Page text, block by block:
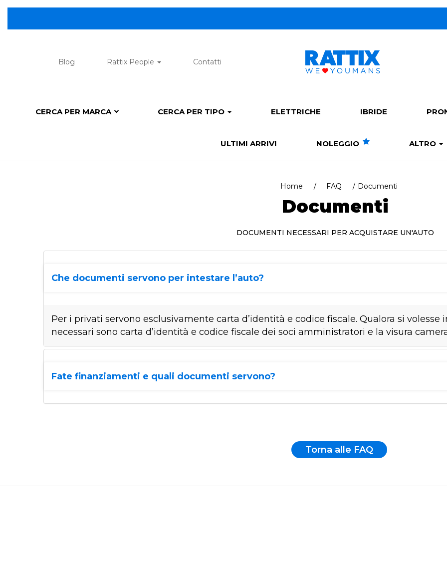
Blog Rattix People Contatti
CERCA PER MARCA CERCA PER TIPO ELETTRICHE IBRIDE
ULTIMI ARRIVI NOLEGGIO ALTRO
Home FAQ Documenti
Documenti
DOCUMENTI NECESSARI PER ACQUISTARE UN'AUTO
Che documenti servono per intestare l’auto?
Per i privati servono esclusivamente carta d’identità e codice fiscale. Qualora si
necessari sono carta d’identità e codice fiscale dei soci amministratori e la visura
Fate finanziamenti e quali documenti servono?
Torna alle FAQ